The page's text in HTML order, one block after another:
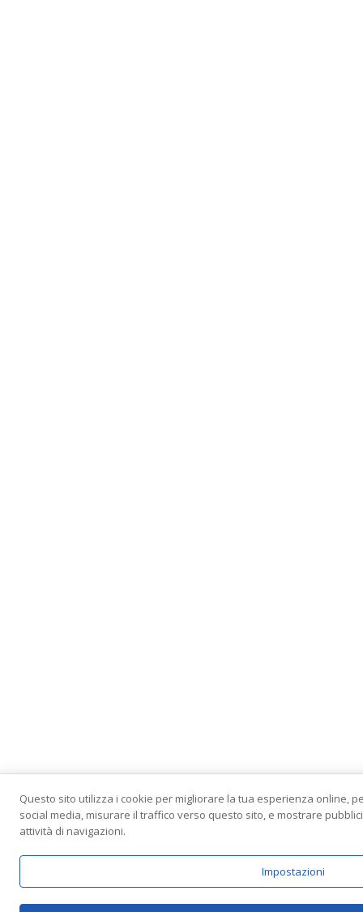
Questo sito utilizza i cookie per migliorare la tua esperienza online,
social media, misurare il traffico verso questo sito, e mostrare
attività di navigazioni.
Impostazioni